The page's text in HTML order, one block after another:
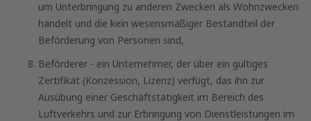
um Unterbringung zu anderen Zwecken als Wohnzwecken
handelt und die kein wesensmäßiger Bestandteil der
Beförderung von Personen sind,
Beförderer - ein Unternehmer, der über ein gültiges
Zertifikat (Konzession, Lizenz) verfügt, das ihn zur
Ausübung einer Geschäftstätigkeit im Bereich des
Luftverkehrs und zur Erbringung von Dienstleistungen im